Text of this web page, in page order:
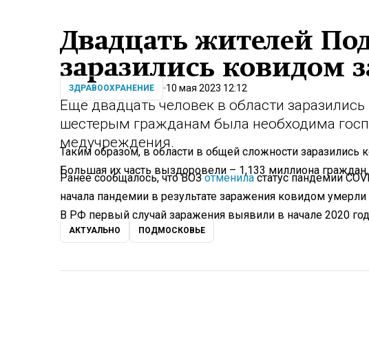
Двадцать жителей
заразились ковидом
ЗДРАВООХРАНЕНИЕ 10 мая 2023 12:12
Еще двадцать человек в области
шестерым гражданам была необходима
медучреждения.
Таким образом, в области в общей сложности заразились
Большая их часть выздоровели – 1,133 миллиона
Ранее сообщалось, что ВОЗотмениластатус пандемии
начала пандемии в результате заражения ковидом
В РФ первый случай заражения выявили в начале 2020
АКТУАЛЬНО ПОДМОСКОВЬЕ